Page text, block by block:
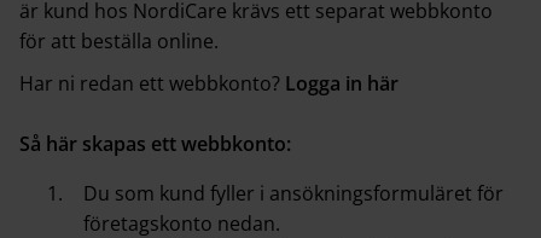
är kund hos NordiCare krävs ett separat webbkonto
för att beställa online.
Har ni redan ett webbkonto? Logga in här
Så här skapas ett webbkonto:
Du som kund fyller i ansökningsformuläret för
företagskonto nedan.